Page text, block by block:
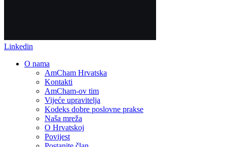
Linkedin
O nama
AmCham Hrvatska
Kontakti
AmCham-ov tim
Vijeće upravitelja
Kodeks dobre poslovne prakse
Naša mreža
O Hrvatskoj
Povijest